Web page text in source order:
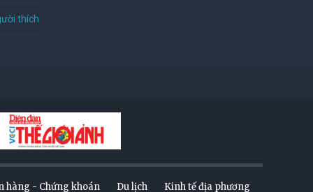
thích
hàng - Chứng khoán Du lịch Kinh tế địa phương